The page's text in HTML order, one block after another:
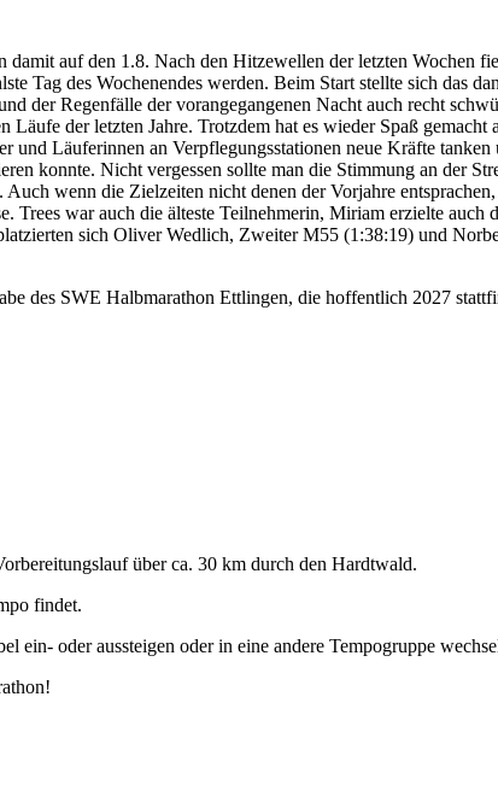
auf den 1.8. Nach den Hitzewellen der letzten Wochen
Tag des Wochenendes werden. Beim Start stellte sich das
der Regenfälle der vorangegangenen Nacht auch recht
der letzten Jahre. Trotzdem hat es wieder Spaß gemacht
Läuferinnen an Verpflegungsstationen neue Kräfte
konnte. Nicht vergessen sollte man die Stimmung an der
wenn die Zielzeiten nicht denen der Vorjahre
Trees war auch die älteste Teilnehmerin, Miriam erzielte auch
sich Oliver Wedlich, Zweiter M55 (1:38:19) und
des SWE Halbmarathon Ettlingen, die hoffentlich 2027
über ca. 30 km durch den Hardtwald.
findet.
oder aussteigen oder in eine andere Tempogruppe